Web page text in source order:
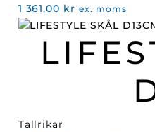
1 361,00 kr ex. moms
Tallrikar